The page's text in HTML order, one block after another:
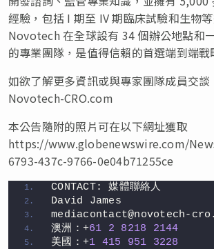
經驗，包括 I 期至 IV 期臨床試驗和生物
Novotech 在全球設有 34 個辦公地點和
的專業團隊，是值得信賴的首選端到端戰
如欲了解更多資訊或與專家團隊成員交談
Novotech-CRO.com
本公告隨附的照片可在以下網址獲取
https://www.globenewswire.com/
6793-437c-9766-0e04b71255ce
CONTACT: 媒體聯絡人
David James
mediacontact@novotech-cro.
澳洲：+61 2 8218
2144
美國：+1 415 951
3228